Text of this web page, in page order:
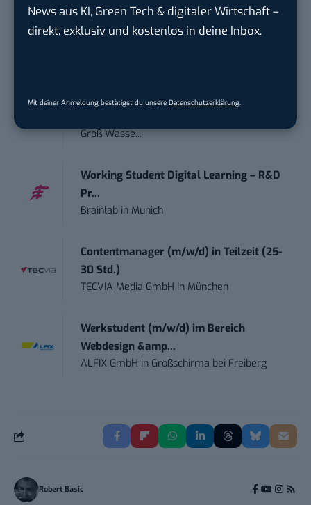
News aus KI, Green Tech & digitaler Wirtschaft –
direkt, exklusiv und kostenlos in deine Inbox.
Mit deiner Anmeldung bestätigst du unsere Datenschutzerklärung.
Editorial Prompt Engineer (m/w/d)
PR & Social Media Coordinator (m/w/d)
Groß Wasse...
Working Student Digital Learning – R&D
Pr...
Brainlab in Munich
Contentmanager (m/w/d) in Teilzeit (25-
30 Std.)
TECVIA Media GmbH in München
Werkstudent (m/w/d) im Bereich
Webdesign &amp...
ALFIX GmbH in Großschirma bei Freiberg
Robert Basic